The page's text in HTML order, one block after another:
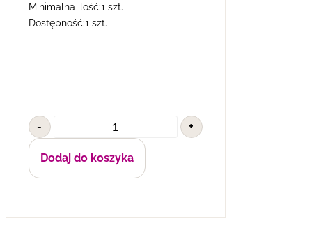
Minimalna ilość:1 szt.
Dostępność:1 szt.
- +
Dodaj do koszyka